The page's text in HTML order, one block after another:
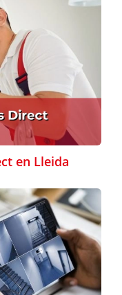
en Lleida